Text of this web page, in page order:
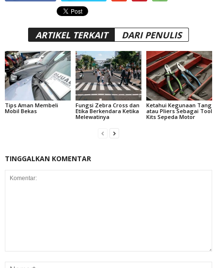
ARTIKEL TERKAIT DARI PENULIS
Tips Aman Membeli
Mobil Bekas
Fungsi Zebra Cross dan
Etika Berkendara Ketika
Melewatinya
Ketahui Kegunaan Tang
atau Pliers Sebagai Tool
Kits Sepeda Motor
TINGGALKAN KOMENTAR